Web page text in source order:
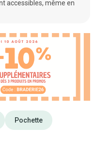
accessibles, même en
Pochette